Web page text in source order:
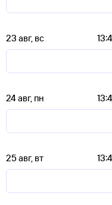
23 авг, вс
24 авг, пн
25 авг, вт